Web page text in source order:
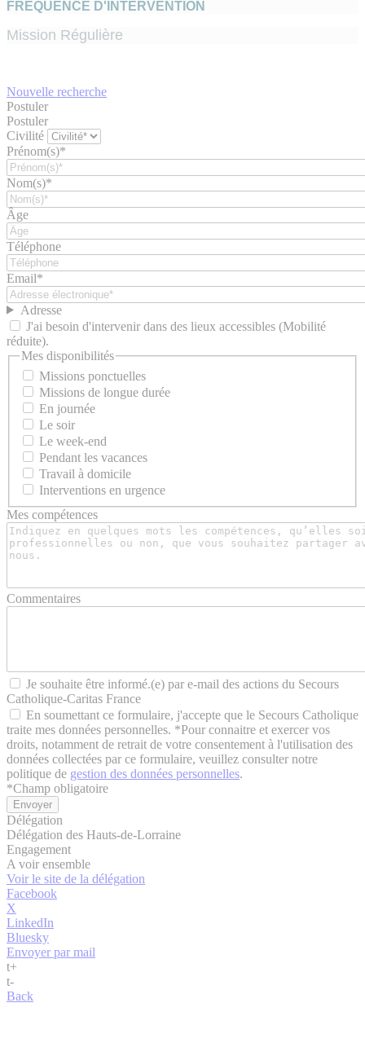
FRÉQUENCE D'INTERVENTION
Mission Régulière
Nouvelle recherche
Postuler
Postuler
Civilité
Prénom(s)*
Nom(s)*
Âge
Téléphone
Email*
Adresse
J'ai besoin d'intervenir dans des lieux accessibles (Mobilité
réduite).
Mes disponibilités
Missions ponctuelles
Missions de longue durée
En journée
Le soir
Le week-end
Pendant les vacances
Travail à domicile
Interventions en urgence
Mes compétences
Commentaires
Je souhaite être informé.(e) par e-mail des actions du Secours
Catholique-Caritas France
En soumettant ce formulaire, j'accepte que le Secours Catholique
traite mes données personnelles. *Pour connaitre et exercer vos
droits, notamment de retrait de votre consentement à l'utilisation des
données collectées par ce formulaire, veuillez consulter notre
politique de gestion des données personnelles.
*Champ obligatoire
Délégation
Délégation des Hauts-de-Lorraine
Engagement
A voir ensemble
Voir le site de la délégation
Facebook
X
LinkedIn
Bluesky
Envoyer par mail
t+
t-
Back